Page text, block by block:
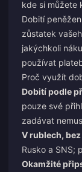
kde si můžete
Dobití
zůstatek
jakýchkoli
používat
Proč využít
Dobití podle
pouze své
zadávat
V rublech,
Rusko a SNS;
Okamžité